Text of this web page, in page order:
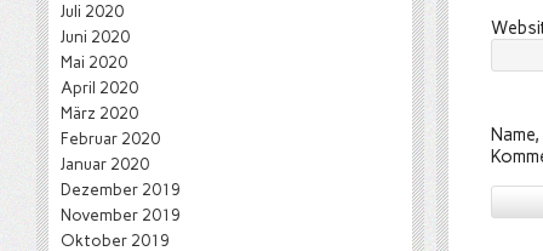
Juli 2020
Juni 2020
Mai 2020
April 2020
März 2020
Februar 2020
Januar 2020
Dezember 2019
November 2019
Oktober 2019